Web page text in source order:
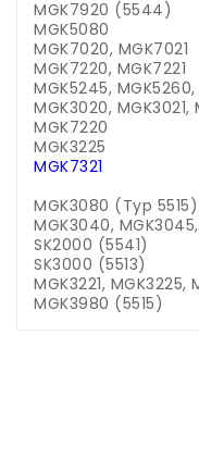
MGK7920 (5544)
MGK5080
MGK7020, MGK7021
MGK7220, MGK7221
MGK5245,
MGK3020, MGK3021,
MGK7220
MGK3225
MGK7321
MGK3080 (Typ 5515)
MGK3040,
SK2000 (5541)
SK3000 (5513)
MGK3221, MGK3225,
MGK3980 (5515)